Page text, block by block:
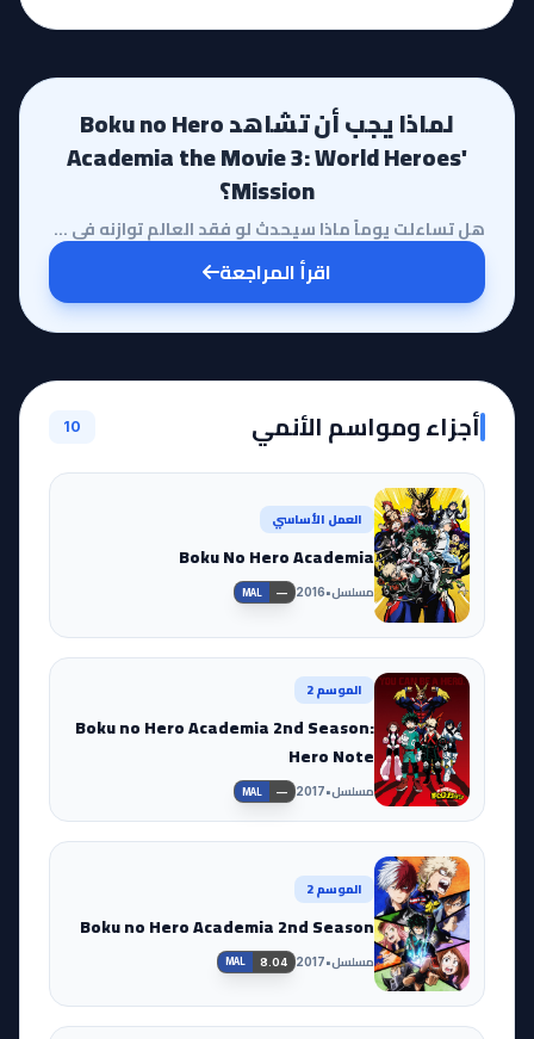
لماذا يجب أن تشاهد Boku no Hero
Academia the Movie 3: World Heroes'
Mission؟
هل تساءلت يوماً ماذا سيحدث لو فقد العالم توازنه في لحظة واحدة بسبب تهديد يتربص بكل أصحاب القدرات الخ...
اقرأ المراجعة
أجزاء ومواسم الأنمي 10
العمل الأساسي
Boku No Hero Academia
مسلسل•
2016
MAL —
الموسم 2
Boku no Hero Academia 2nd Season:
Hero Note
مسلسل•
2017
MAL —
الموسم 2
Boku no Hero Academia 2nd Season
مسلسل•
2017
MAL 8.04